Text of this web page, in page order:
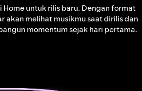
Home untuk rilis baru. Dengan format
akan melihat musikmu saat dirilis dan
momentum sejak hari pertama.